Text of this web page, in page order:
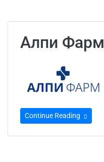
Алпи Фарм
Continue Reading